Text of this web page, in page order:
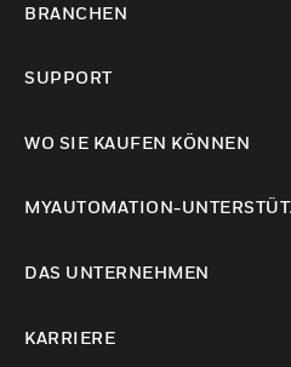
BRANCHEN
SUPPORT
WO SIE KAUFEN KÖNNEN
MYAUTOMATION-
DAS UNTERNEHMEN
KARRIERE